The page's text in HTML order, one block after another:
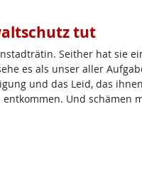
tut
Seither hat sie
es als unser aller
und das Leid, das
Und schämen